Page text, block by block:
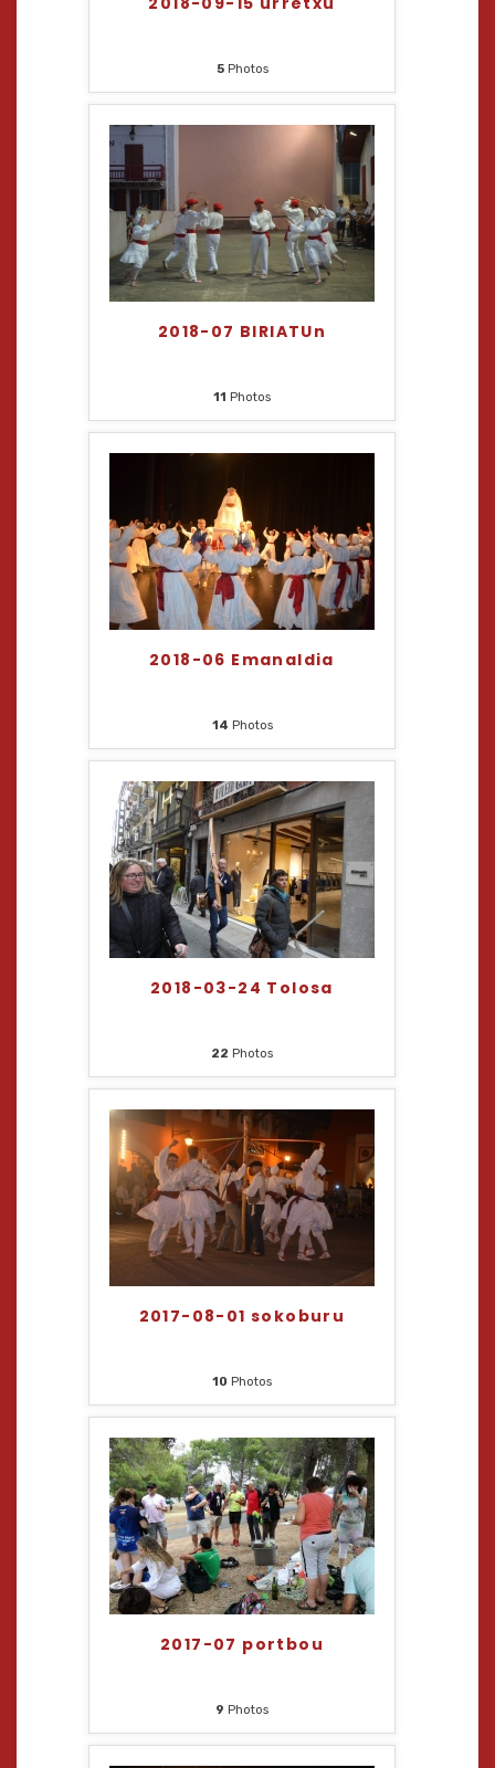
5Photos
2018-07 BIRIATUn
11 Photos
2018-06 Emanaldia
14 Photos
2018-03-24 Tolosa
22 Photos
2017-08-01 sokoburu
10 Photos
2017-07 portbou
9 Photos